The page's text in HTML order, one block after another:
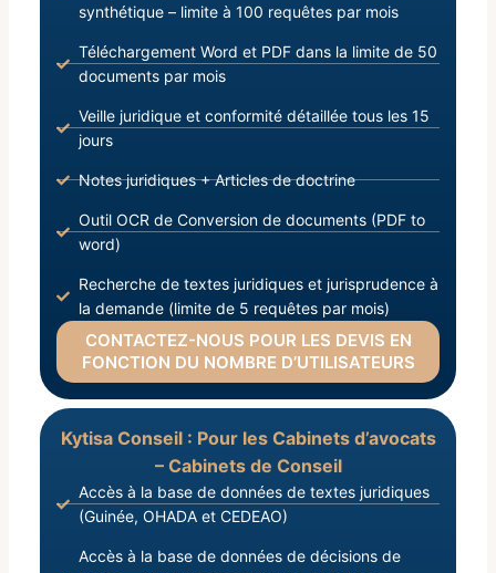
synthétique – limite à 100 requêtes par mois
Téléchargement Word et PDF dans la limite de 50
documents par mois
Veille juridique et conformité détaillée tous les 15
jours
Notes juridiques + Articles de doctrine
Outil OCR de Conversion de documents (PDF to
word)
Recherche de textes juridiques et jurisprudence à
la demande (limite de 5 requêtes par mois)
CONTACTEZ-NOUS POUR LES DEVIS EN
FONCTION DU NOMBRE D’UTILISATEURS
Kytisa Conseil : Pour les Cabinets d’avocats
– Cabinets de Conseil
Accès à la base de données de textes juridiques
(Guinée, OHADA et CEDEAO)
Accès à la base de données de décisions de